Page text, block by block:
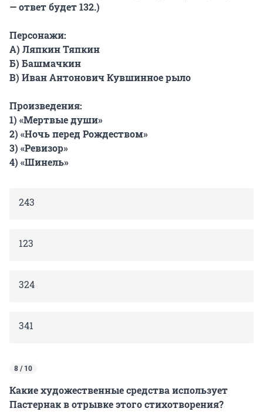
— ответ будет 132.)
Персонажи:
А) Ляпкин Тяпкин
Б) Башмачкин
В) Иван Антонович Кувшинное рыло
Произведения:
1) «Мертвые души»
2) «Ночь перед Рождеством»
3) «Ревизор»
4) «Шинель»
243
123
324
341
8 / 10
Какие художественные средства использует
Пастернак в отрывке этого стихотворения?